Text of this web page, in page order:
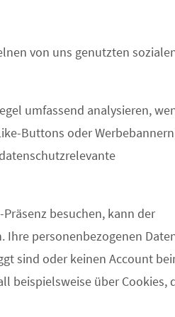
von uns genutzten
umfassend analysieren,
Buttons oder
besuchen, kann der
Ihre personenbezogenen
sind oder keinen Account
beispielsweise über Cookies,